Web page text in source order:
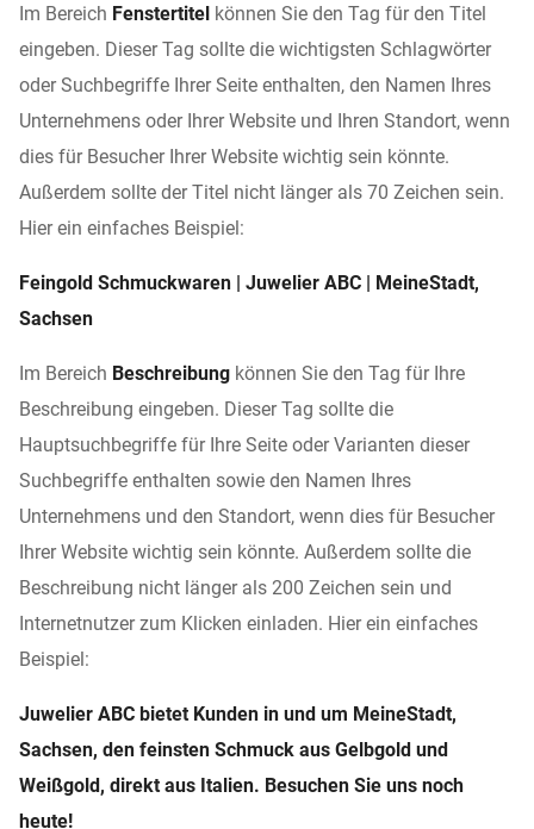
Im Bereich Fenstertitel können Sie den Tag für den Titel
eingeben. Dieser Tag sollte die wichtigsten Schlagwörter
oder Suchbegriffe Ihrer Seite enthalten, den Namen Ihres
Unternehmens oder Ihrer Website und Ihren Standort, wenn
dies für Besucher Ihrer Website wichtig sein könnte.
Außerdem sollte der Titel nicht länger als 70 Zeichen sein.
Hier ein einfaches Beispiel:
Feingold Schmuckwaren | Juwelier ABC | MeineStadt,
Sachsen
Im Bereich Beschreibung können Sie den Tag für Ihre
Beschreibung eingeben. Dieser Tag sollte die
Hauptsuchbegriffe für Ihre Seite oder Varianten dieser
Suchbegriffe enthalten sowie den Namen Ihres
Unternehmens und den Standort, wenn dies für Besucher
Ihrer Website wichtig sein könnte. Außerdem sollte die
Beschreibung nicht länger als 200 Zeichen sein und
Internetnutzer zum Klicken einladen. Hier ein einfaches
Beispiel:
Juwelier ABC bietet Kunden in und um MeineStadt,
Sachsen, den feinsten Schmuck aus Gelbgold und
Weißgold, direkt aus Italien. Besuchen Sie uns noch
heute!